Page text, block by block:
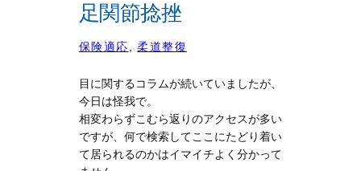
足関節捻挫
保険適応 , 柔道整復
目に関するコラムが続いていましたが、
今日は怪我で。
相変わらずこむら返りのアクセスが多い
ですが、何で検索してここにたどり着い
て居られるのかはイマイチよく分かって